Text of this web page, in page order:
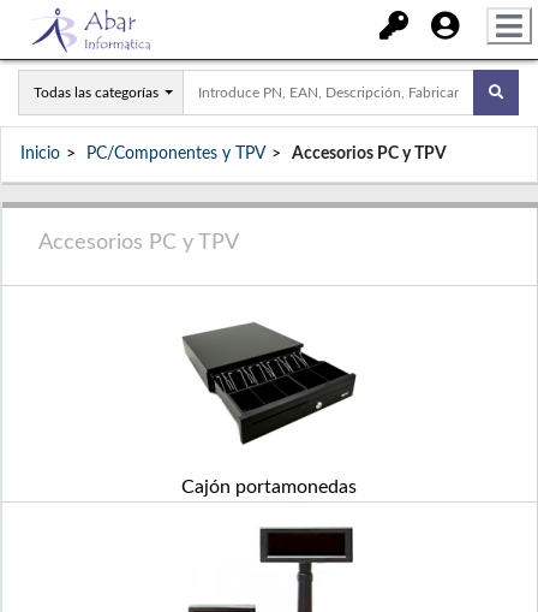
Todas las categorías
Inicio PC/Componentes y TPV Accesorios PC y TPV
Accesorios PC y TPV
Cajón portamonedas